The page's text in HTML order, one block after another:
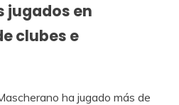
jugados en
clubes e
ha jugado más de